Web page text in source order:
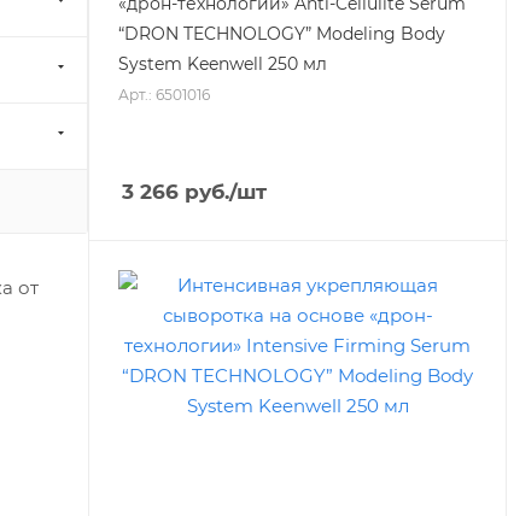
“DRON TECHNOLOGY” Modeling Body
System Keenwell 250 мл
Арт.: 6501016
3 266 руб./шт